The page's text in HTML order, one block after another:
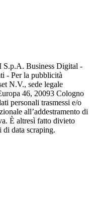
S.p.A. Business Digital -
- Per la pubblicità
N.V., sede legale
46, 20093 Cologno
personali trasmessi e/o
all’addestramento di
È altresì fatto divieto
di data scraping.